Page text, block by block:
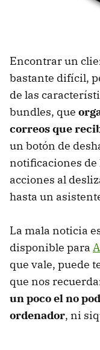
Encontrar un
bastante difícil,
de las
bundles, que
correos que
un botón de
notificaciones de
acciones al
hasta un
La mala noticia
disponible para
que vale, puede
que nos
un poco el no
ordenador, ni